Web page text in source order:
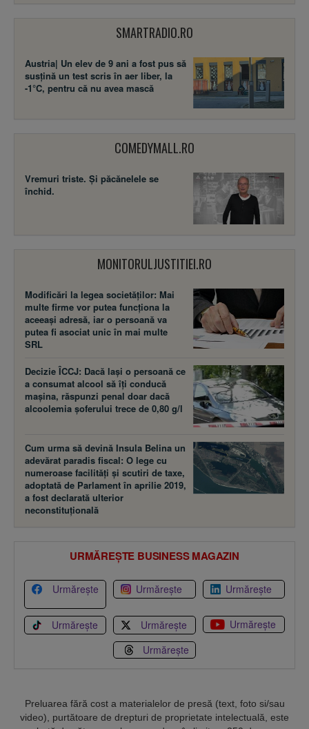
SMARTRADIO.RO
Austria| Un elev de 9 ani a fost pus să
susţină un test scris în aer liber, la
-1°C, pentru că nu avea mască
COMEDYMALL.RO
Vremuri triste. Şi păcănelele se
închid.
MONITORULJUSTITIEI.RO
Modificări la legea societăţilor: Mai
multe firme vor putea funcţiona la
aceeaşi adresă, iar o persoană va
putea fi asociat unic în mai multe
SRL
Decizie ÎCCJ: Dacă laşi o persoană ce
a consumat alcool să îţi conducă
maşina, răspunzi penal doar dacă
alcoolemia şoferului trece de 0,80 g/l
Cum urma să devină Insula Belina un
adevărat paradis fiscal: O lege cu
numeroase facilităţi şi scutiri de taxe,
adoptată de Parlament în aprilie 2019,
a fost declarată ulterior
neconstituţională
URMĂREȘTE BUSINESS MAGAZIN
Urmărește Urmărește Urmărește
Urmărește Urmărește
Urmărește
Urmărește
Preluarea fără cost a materialelor de presă (text, foto si/sau
video), purtătoare de drepturi de proprietate intelectuală, este